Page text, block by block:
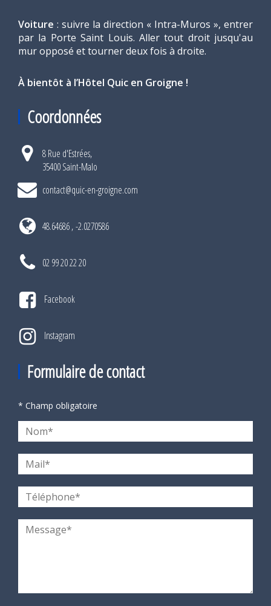
Voiture : suivre la direction « Intra-Muros », entrer
par la Porte Saint Louis. Aller tout droit jusqu'au
mur opposé et tourner deux fois à droite.
À bientôt à l’Hôtel Quic en Groigne !
Coordonnées
8 Rue d'Estrées,
35400 Saint-Malo
contact@quic-en-groigne.com
48.64686 , -2.0270586
02 99 20 22 20
Facebook
Instagram
Formulaire de contact
* Champ obligatoire